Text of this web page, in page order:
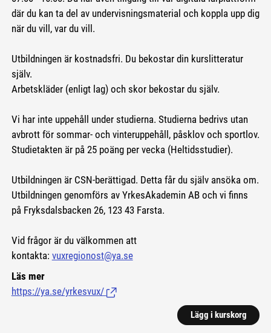
där du kan ta del av undervisningsmaterial och koppla upp dig
när du vill, var du vill.
Utbildningen är kostnadsfri. Du bekostar din kurslitteratur
själv.
Arbetskläder (enligt lag) och skor bekostar du själv.
Vi har inte uppehåll under studierna. Studierna bedrivs utan
avbrott för sommar- och vinteruppehåll, påsklov och sportlov.
Studietakten är på 25 poäng per vecka (Heltidsstudier).
Utbildningen är CSN-berättigad. Detta får du själv ansöka om.
Utbildningen genomförs av YrkesAkademin AB och vi finns
på Fryksdalsbacken 26, 123 43 Farsta.
Vid frågor är du välkommen att
kontakta: vuxregionost@ya.se
Läs mer
https://ya.se/yrkesvux/ (Länk till extern sida.)
Lägg i kurskorg